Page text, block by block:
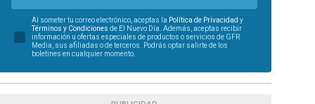
Al someter tu correo electrónico, aceptas la Política de Privacidad y
Términos y Condiciones de El Nuevo Día. Además, aceptas recibir
información u ofertas especiales de productos o servicios de GFR
Media, sus afiliadas o de terceros. Podrás optar salirte de los
boletines en cualquier momento.